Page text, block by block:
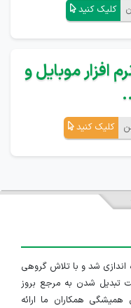
کلیک کنید
افزار موبایل و
کلیک کنید
استخدام در تاریخ ۱۳۹۱/۱/۱۰ راه اندازی شد و با تلاش گروهی
تبدیل شدن به مرجع بروز
همکاران ما ارائه